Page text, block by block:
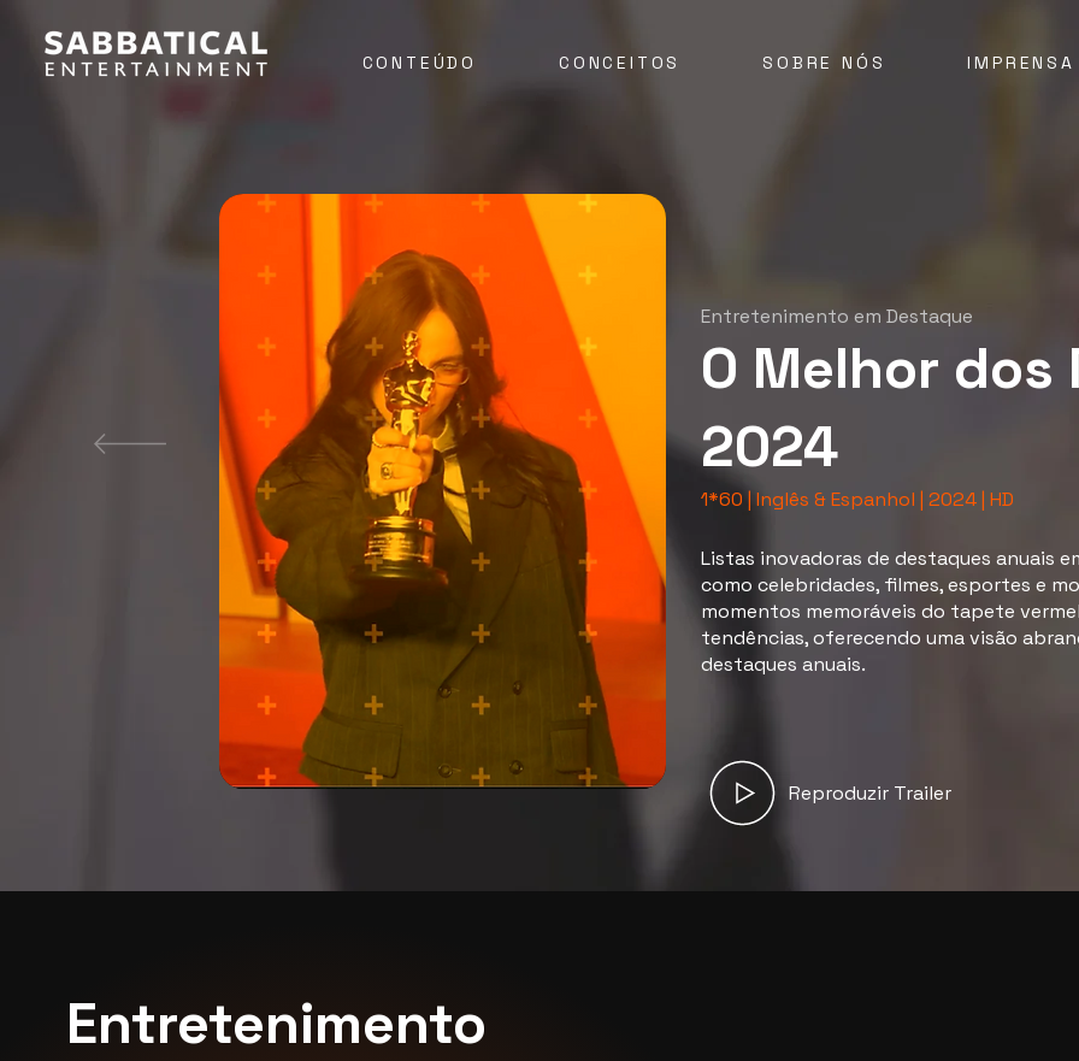
CONTEÚDO CONCEITOS SOBRE NÓS IMPRENSA
Entretenimento em Destaque
O Melhor dos
2024
1*60 | Inglês & Espanhol | 2024 | HD
Listas inovadoras de destaques anuais
como celebridades, filmes, esportes e
momentos memoráveis do tapete
tendências, oferecendo uma visão
destaques anuais.
Reproduzir Trailer
Entretenimento